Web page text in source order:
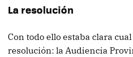
La resolución
Con todo ello estaba clara
resolución: la Audiencia